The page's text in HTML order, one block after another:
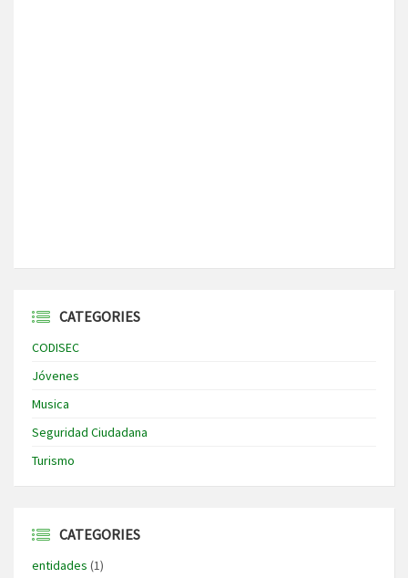
CATEGORIES
CODISEC
Jóvenes
Musica
Seguridad Ciudadana
Turismo
CATEGORIES
entidades (1)